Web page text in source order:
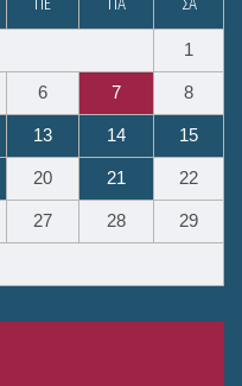
1
6 7 8
13 14 15
20 21 22
27 28 29